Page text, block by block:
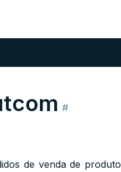
#
de venda de